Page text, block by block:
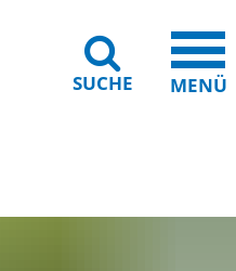
SUCHE MENÜ